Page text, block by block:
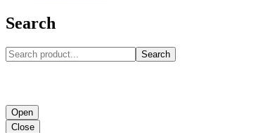
Search
Search
Open
Close